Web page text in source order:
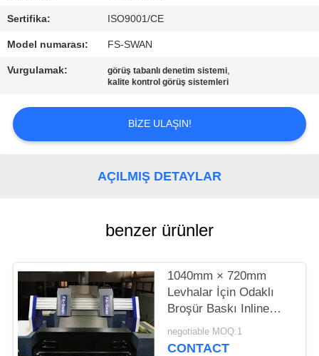
KALITE
KONTROL
ILETIŞIME
GEÇIN
HABERLER
ISTEĞI
SITE
HARITASI
Sertifika: ISO9001/CE
Model numarası: FS-SWAN
Vurgulamak: görüş tabanlı denetim sistemi,
kalite kontrol görüş sistemleri
BIZE ULAŞIN!
AÇILMIŞ DETAYLAR
benzer ürünler
1040mm × 720mm
Levhalar İçin Odaklı
Broşür Baskı Inline
Muayene Makinesi FS-
SWAN
negotiable MOQ:1
CONTACT